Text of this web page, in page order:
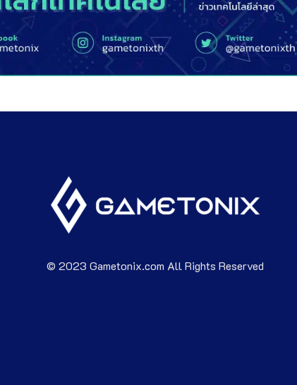
© 2023 Gametonix.com All Rights Reserved